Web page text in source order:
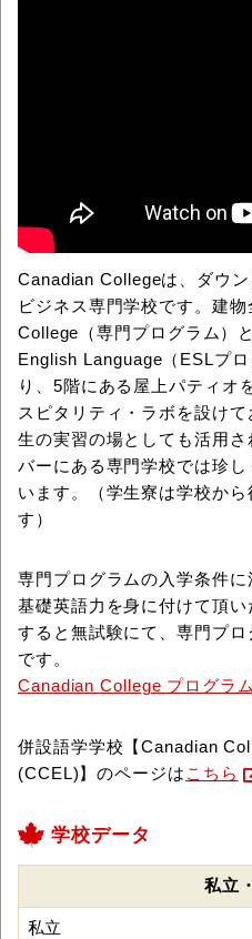
Canadian Collegeは、ダウン
ビジネス専門学校です。建
College（専門プログラム）
English Language（ESLプ
り、5階にある屋上パティオ
スピタリティ・ラボを設け
生の実習の場としても活用
バーにある専門学校では珍
います。（学生寮は学校か
す）
専門プログラムの入学条件
基礎英語力を身に付けて頂
すると無試験にて、専門プ
です。
Canadian College プログラ
併設語学学校【Canadian
(CCEL)】のページは こちら
学校データ
私立
私立